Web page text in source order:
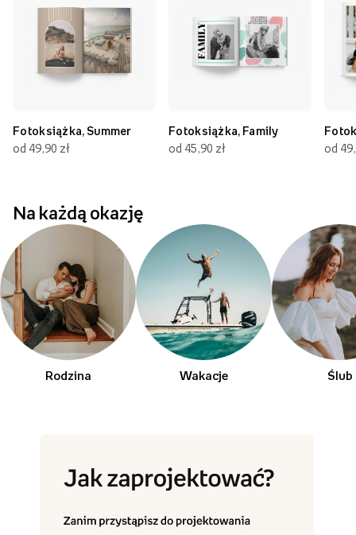
Fotoksiążka, Summer
od 49,90 zł
Fotoksiążka, Family
od 45,90 zł
od
Na każdą okazję
Rodzina Wakacje Ślub